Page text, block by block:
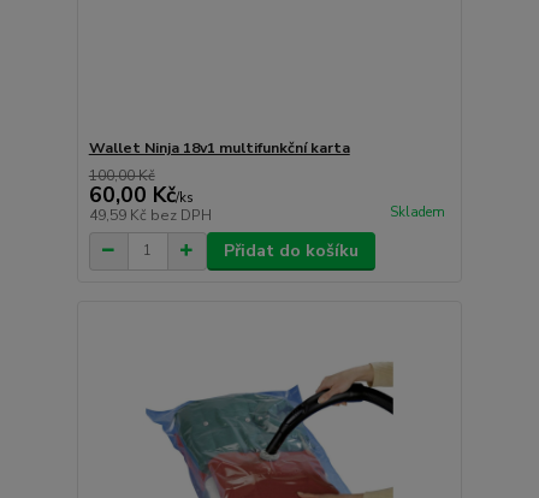
Wallet Ninja 18v1 multifunkční karta
100,00 Kč
60,00 Kč/ks
49,59 Kč bez DPH Skladem
Přidat do košíku